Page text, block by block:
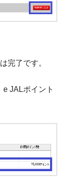
完了です。
JALポイント